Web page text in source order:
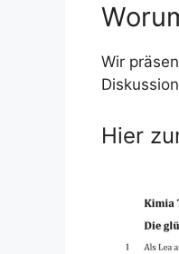
Wir
Hier